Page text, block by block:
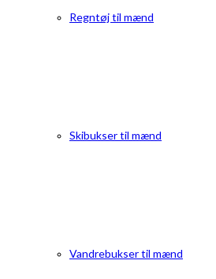
Regntøj til mænd
Skibukser til mænd
Vandrebukser til mænd